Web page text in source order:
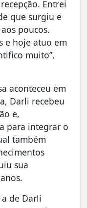
Entrei
que surgiu e
poucos.
e hoje atuo em
muito”,
aconteceu em
Darli recebeu
e,
para integrar o
também
sua
de Darli